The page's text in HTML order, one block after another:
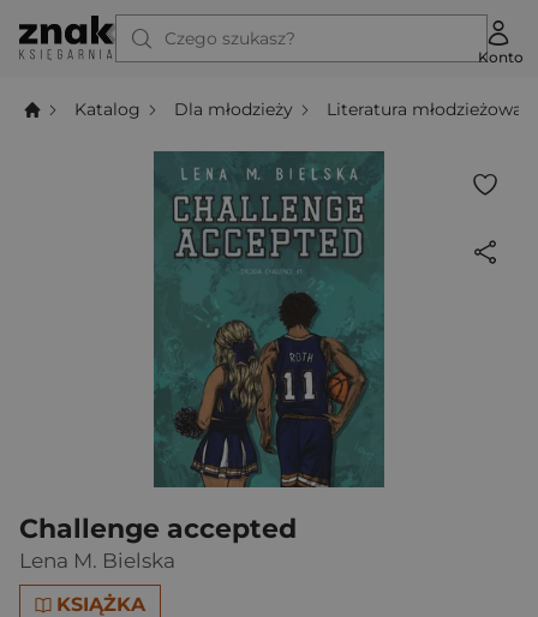
Czego szukasz?
Konto
Katalog Dla młodzieży Literatura młodzieżowa
Challenge accepted
Lena M. Bielska
KSIĄŻKA